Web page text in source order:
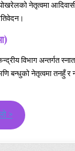
नेतृत्वमा
विभाग अन्तर्गत
बन्धुको नेतृत्वमा तनहुँ र
>